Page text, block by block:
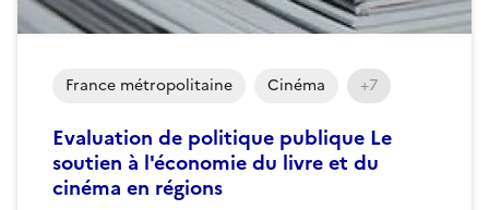
Evaluation de politique publique Le
soutien à l'économie du livre et du
cinéma en régions
France métropolitaine Cinéma +7